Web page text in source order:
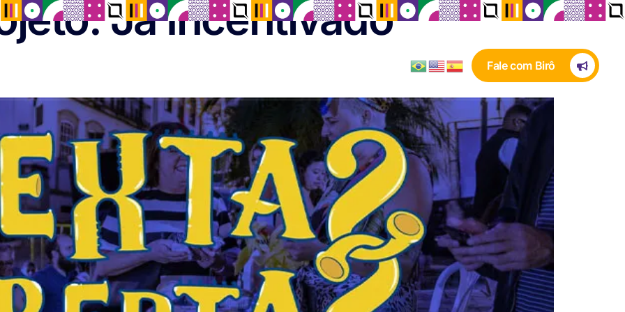
ESG Fale com Birô
Já Incentivado